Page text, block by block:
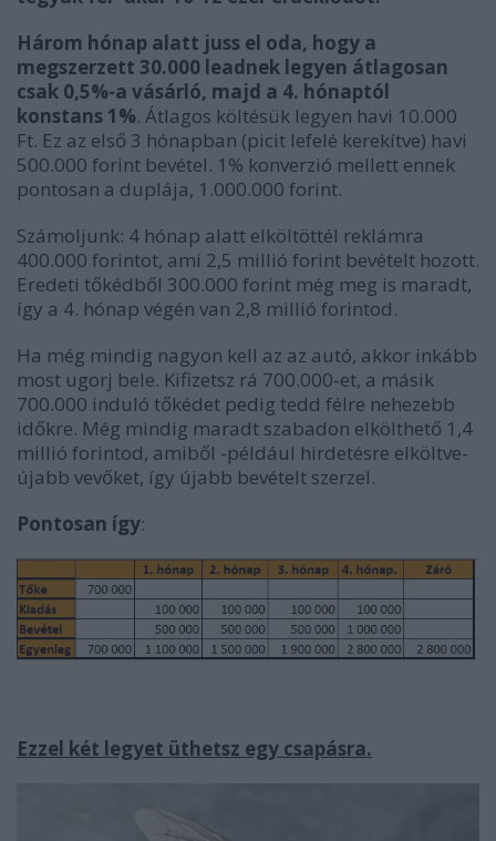
Három hónap alatt juss el oda, hogy a
megszerzett 30.000 leadnek legyen átlagosan
csak 0,5%-a vásárló, majd a 4. hónaptól
konstans 1%. Átlagos költésük legyen havi 10.000
Ft. Ez az első 3 hónapban (picit lefelé kerekítve) havi
500.000 forint bevétel. 1% konverzió mellett ennek
pontosan a duplája, 1.000.000 forint.
Számoljunk: 4 hónap alatt elköltöttél reklámra
400.000 forintot, ami 2,5 millió forint bevételt hozott.
Eredeti tőkédből 300.000 forint még meg is maradt,
így a 4. hónap végén van 2,8 millió forintod.
Ha még mindig nagyon kell az az autó, akkor inkább
most ugorj bele. Kifizetsz rá 700.000-et, a másik
700.000 induló tőkédet pedig tedd félre nehezebb
időkre. Még mindig maradt szabadon elkölthető 1,4
millió forintod, amiből -például hirdetésre elköltve-
újabb vevőket, így újabb bevételt szerzel.
Pontosan így:
Ezzel két legyet üthetsz egy csapásra.